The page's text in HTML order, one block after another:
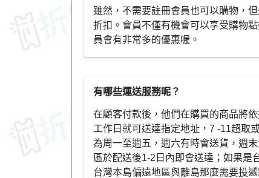
雖然，不需要註冊會員也可以購物，
折扣。會員不僅有機會可以享受購物
員會有非常多的優惠喔。
有哪些運送服務呢？
在顧客付款後，他們在購買的商品將
工作日就可送達指定地址，7 -11超取
為周一至週五，週六有時會送貨，週
區於配送後1-2日內即會送達；如果是
台灣本島偏遠地區與離島那麼需要投